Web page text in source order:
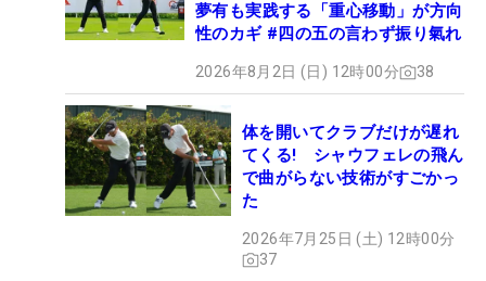
夢有も実践する「重心移動」が方向
性のカギ #四の五の言わず振り氣れ
2026年8月2日 (日) 12時00分 38
体を開いてクラブだけが遅れ
てくる! シャウフェレの飛ん
で曲がらない技術がすごかっ
た
2026年7月25日 (土) 12時00分
37